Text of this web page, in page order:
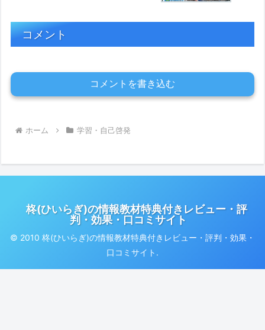
コメント
コメントを書き込む
ホーム 学習・自己啓発
柊(ひいらぎ)の情報教材特典付きレビュー・評
判・効果・口コミサイト
© 2010 柊(ひいらぎ)の情報教材特典付きレビュー・評判・効果・
口コミサイト.